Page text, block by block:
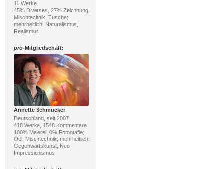
11 Werke
45% Diverses, 27% Zeichnung;
Mischtechnik, Tusche;
mehrheitlich: Naturalismus,
Realismus
pro-Mitgliedschaft:
Annette Schmucker
Deutschland, seit 2007
418 Werke, 1548 Kommentare
100% Malerei, 0% Fotografie;
Oel, Mischtechnik; mehrheitlich:
Gegenwartskunst, Neo-
Impressionismus